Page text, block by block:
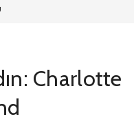
Charlotte